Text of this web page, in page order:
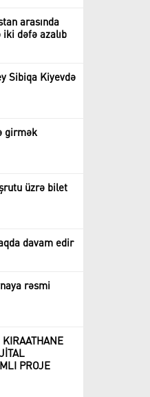
arasında
dəfə azalıb
Sibiqa Kiyevdə
girmək
üzrə bilet
davam edir
rəsmi
PROJE